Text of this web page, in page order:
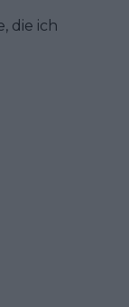
die ich